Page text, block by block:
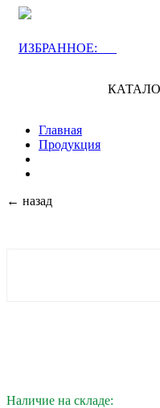
ИЗБРАННОЕ:
Главная
Продукция
← назад
Наличие на складе: